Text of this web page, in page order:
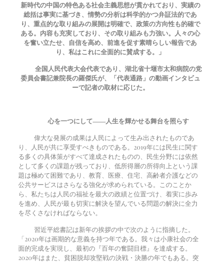
新時代の中国の特色ある社会主義思想が貫かれており、実績の
総括は事実に基づき、情勢の分析は科学的かつ弁証法的であ
り、重点的な取り組みの展開は明確で、政策の方向性も的確で
ある。内容も充実しており、その取り組みも力強い。人々の心
を奮い立たせ、自信を高め、前進を促す素晴らしい報告であ
り、私はこれに全面的に賛成する。」
全国人民代表大会代表であり、湖北省十堰市太和病院の党
委員会書記兼院長の羅傑氏が、「代表通路」の動画インタビュ
ーで記者の取材に応じた。
心を一つにして――人生を輝かせる舞台を照らす
偉大な発展の成果は人民によって生み出されたものであ
り、人民が共に享受すべきものである。2019年には民生に関す
る多くの具体策がすべて達成されたものの、民生分野には依然
として多くの課題が残っており、低所得層の所得向上という課
題は極めて困難であり、教育、医療、住宅、高齢者介護などの
公共サービスはさらなる強化が求められている。このことか
ら、私たちは人民の福祉を最大の政績と位置づけ、着実に歩み
を進め、人民が最も切実に解決を望んでいる問題の解決に全力
を尽くさなければならない。
習近平総書記は新年の挨拶の中で次のように指摘した。
「2020年は画期的な意義を持つ年である。我々は小康社会の全
面的完成を実現し、最初の『百年の奮闘目標』を達成する。
2020年はまた、貧困脱却攻堅戦の決戦・決勝の年でもある。突